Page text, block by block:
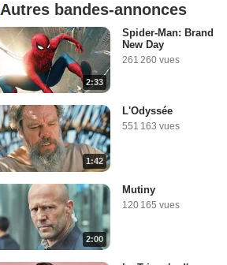
Autres bandes-annonces
2:33
Spider-Man: Brand
New Day
261 260 vues
1:42
L'Odyssée
551 163 vues
2:00
Mutiny
120 165 vues